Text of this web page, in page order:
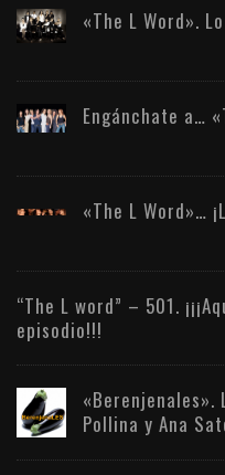
«The L Word».
Engánchate a…
«The L Word»…
“The L word” – 501.
episodio!!!
«Berenjenales».
Pollina y Ana